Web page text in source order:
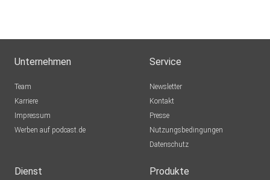
Unternehmen
Team
Karriere
Impressum
Werben auf podcast.de
Service
Newsletter
Kontakt
Presse
Nutzungsbedingungen
Datenschutz
Dienst Produkte